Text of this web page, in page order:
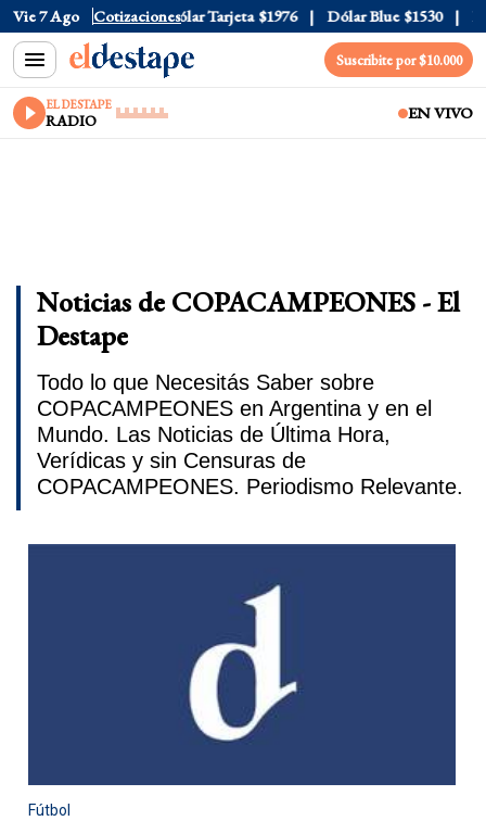
Vie 7 Ago Cotizaciones
Oficial $1520 Dólar Tarjeta $1976 Dólar Blue $1530
Suscribite por $10.000
EL DESTAPE
RADIO EN VIVO
Noticias de COPACAMPEONES - El
Destape
Todo lo que Necesitás Saber sobre
COPACAMPEONES en Argentina y en el
Mundo. Las Noticias de Última Hora,
Verídicas y sin Censuras de
COPACAMPEONES. Periodismo Relevante.
Fútbol